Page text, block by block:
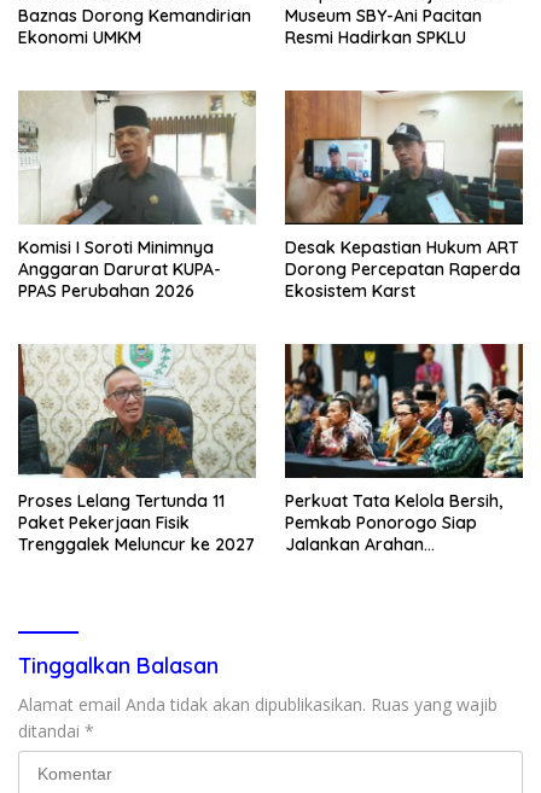
Baznas Dorong Kemandirian
Ekonomi UMKM
Museum SBY-Ani Pacitan
Resmi Hadirkan SPKLU
Komisi I Soroti Minimnya
Anggaran Darurat KUPA-
PPAS Perubahan 2026
Desak Kepastian Hukum ART
Dorong Percepatan Raperda
Ekosistem Karst
Proses Lelang Tertunda 11
Paket Pekerjaan Fisik
Trenggalek Meluncur ke 2027
Perkuat Tata Kelola Bersih,
Pemkab Ponorogo Siap
Jalankan Arahan
Tinggalkan Balasan
Alamat email Anda tidak akan dipublikasikan. Ruas yang wajib
ditandai *